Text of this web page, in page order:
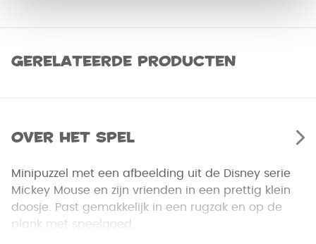
Gerelateerde producten
Over het spel
Minipuzzel met een afbeelding uit de Disney serie
Mickey Mouse en zijn vrienden in een prettig klein
doosje. Past gemakkelijk in een rugzak en op de
plank met speelgoed.